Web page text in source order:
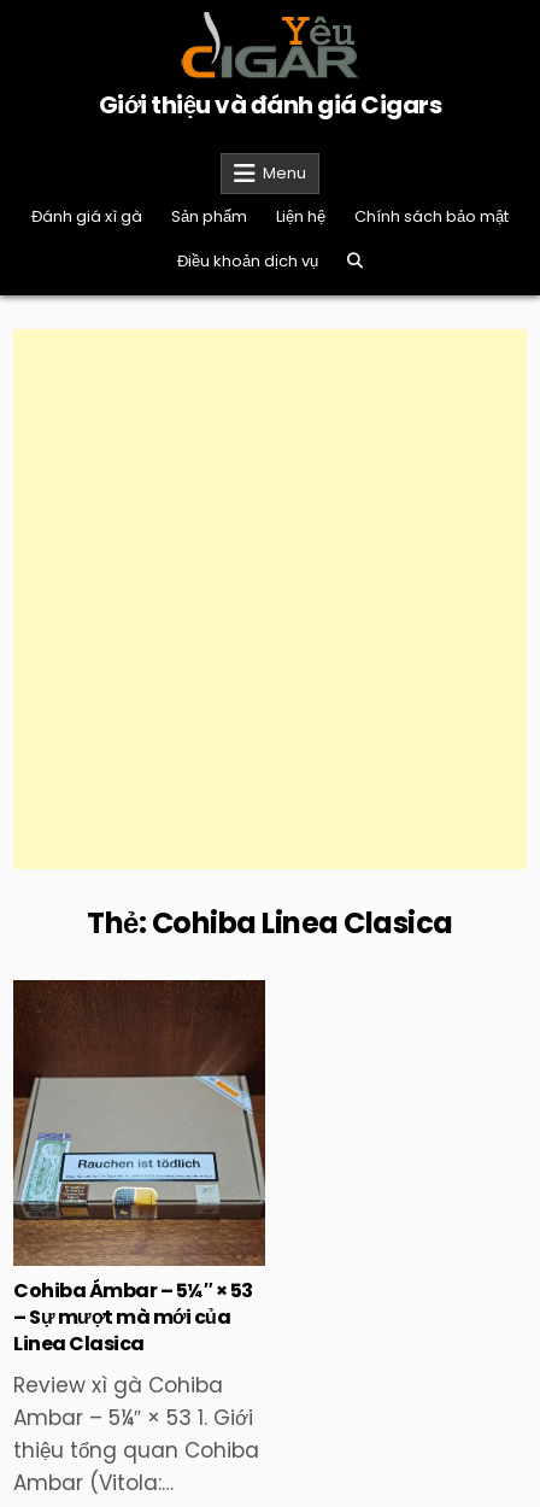
Giới thiệu và đánh giá Cigars
Menu
Đánh giá xì gà
Sản phẩm Liện hệ
Chính sách bảo mật
Điều khoản dịch vụ
Thẻ:Cohiba Linea Clasica
in
Cohiba Ámbar – 5¼″ × 53
– Sự mượt mà mới của
Linea Clasica
Review xì gà Cohiba
Ambar – 5¼″ × 53 1. Giới
thiệu tổng quan Cohiba
Ambar (Vitola:…